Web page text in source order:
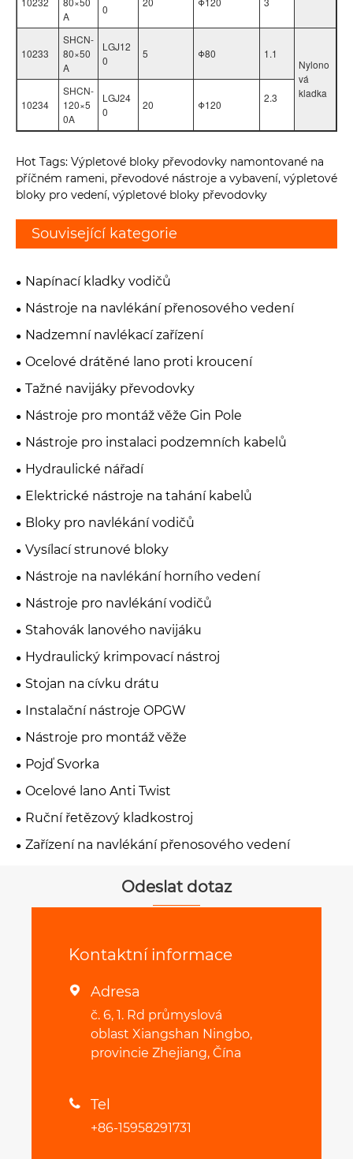
A
0
10233
SHCN-
80×50
A
LGJ12
0
5 Φ80
1.1
Nylono
vá
kladka
10234
SHCN-
120×5
0A
LGJ24
0
20 Φ120
2.3
Hot Tags: Výpletové bloky převodovky namontované na
příčném rameni, převodové nástroje a vybavení, výpletové
bloky pro vedení, výpletové bloky převodovky
Související kategorie
Napínací kladky vodičů
Nástroje na navlékání přenosového vedení
Nadzemní navlékací zařízení
Ocelové drátěné lano proti kroucení
Tažné navijáky převodovky
Nástroje pro montáž věže Gin Pole
Nástroje pro instalaci podzemních kabelů
Hydraulické nářadí
Elektrické nástroje na tahání kabelů
Bloky pro navlékání vodičů
Vysílací strunové bloky
Nástroje na navlékání horního vedení
Nástroje pro navlékání vodičů
Stahovák lanového navijáku
Hydraulický krimpovací nástroj
Stojan na cívku drátu
Instalační nástroje OPGW
Nástroje pro montáž věže
Pojď Svorka
Ocelové lano Anti Twist
Ruční řetězový kladkostroj
Zařízení na navlékání přenosového vedení
Odeslat dotaz
Kontaktní informace
 Adresa
č. 6, 1. Rd průmyslová
oblast Xiangshan Ningbo,
provincie Zhejiang, Čína
 Tel
+86-15958291731